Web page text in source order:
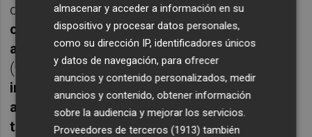
dieron enactividades profesionales,
científicas y técnicas(+9,7%) yactividades
administrativas y servicios auxiliares
(+8,2%). Les siguieron lahostelería
información y comunicaciones
(+5,2%),
actividades inmobiliarias(+4%), y
transporte y almacenamiento(+3,6%).
almacenar y acceder a información en su
dispositivo y procesar datos personales,
como su dirección IP, identificadores únicos
y datos de navegación, para ofrecer
anuncios y contenido personalizados, medir
anuncios y contenido, obtener información
sobre la audiencia y mejorar los servicios.
Proveedores de terceros (1913) también